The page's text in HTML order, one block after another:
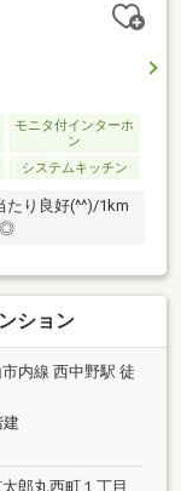
モニタ付インターホ
ン
システムキッチン
たり良好(^^)/1km
◎
ション
内線 西中野駅 徒
郎丸西町１丁目